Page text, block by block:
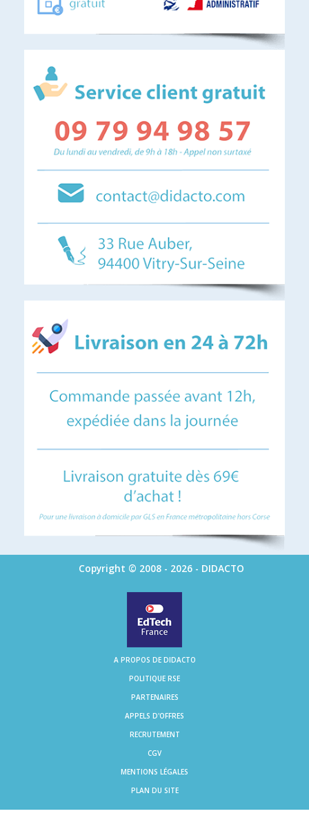
Copyright © 2008 - 2026 - DIDACTO
A PROPOS DE DIDACTO
POLITIQUE RSE
PARTENAIRES
APPELS D'OFFRES
RECRUTEMENT
CGV
MENTIONS LÉGALES
PLAN DU SITE